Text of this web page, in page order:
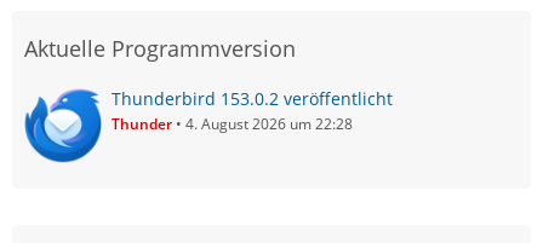
Aktuelle Programmversion
Thunderbird 153.0.2 veröffentlicht
Thunder 4. August 2026 um 22:28